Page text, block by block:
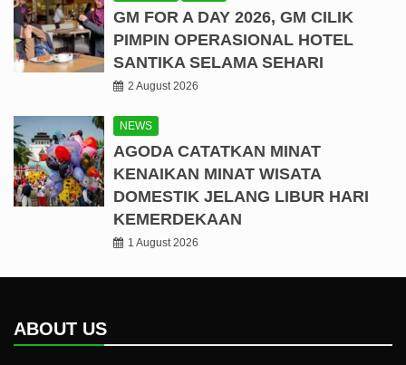
GM FOR A DAY 2026, GM CILIK
PIMPIN OPERASIONAL HOTEL
SANTIKA SELAMA SEHARI
2 August 2026
NEWS
AGODA CATATKAN MINAT
KENAIKAN MINAT WISATA
DOMESTIK JELANG LIBUR HARI
KEMERDEKAAN
1 August 2026
ABOUT US